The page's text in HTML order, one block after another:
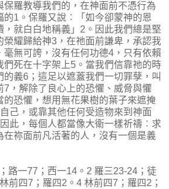
保羅教導我們的，在神面前不憑行為
的1。保羅又說︰「如今卻蒙神的恩
，就白白地稱義」2。因此我們總是堅
榮耀歸給神3，在祂面前謙卑，承認我
毫無可誇，沒有任何功德4，只有依賴
們死在十字架上5。當我們信靠祂的時
義6；這足以遮蓋我們一切罪孽，叫
7，解除了良心上的恐懼、威脅與懼
的恐懼，想用無花果樹的葉子來遮掩
己，或靠其他任何受造物來到神面
此，每個人都當像大衛一樣祈禱︰求
在祢面前凡活著的人，沒有一個是義
路一77；西一14。2 羅三23-24；徒
前四7；羅四2。4 林前四7；羅四2；